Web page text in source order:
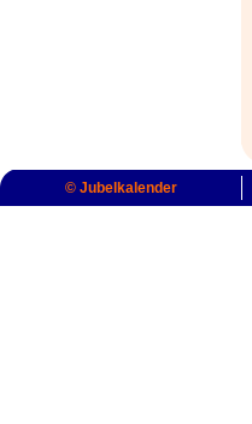
© Jubelkalender